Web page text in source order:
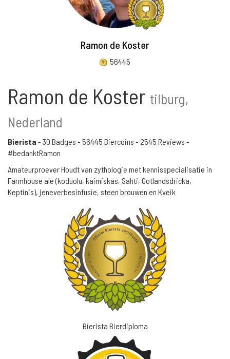
Ramon de Koster
56445
Ramon de Koster tilburg,
Nederland
Bierista - 30 Badges - 56445 Biercoins - 2545 Reviews -
#bedanktRamon
Amateurproever Houdt van zythologie met kennisspecialisatie in
Farmhouse ale (koduolu, kaimiskas, Sahti, Gotlandsdricka,
Keptinis), jeneverbesinfusie, steen brouwen en Kveik
Bierista Bierdiploma